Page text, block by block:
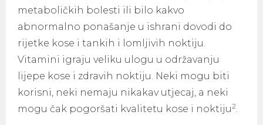
metaboličkih bolesti ili bilo kakvo
abnormalno ponašanje u ishrani dovodi do
rijetke kose i tankih i lomljivih noktiju.
Vitamini igraju veliku ulogu u održavanju
lijepe kose i zdravih noktiju. Neki mogu biti
korisni, neki nemaju nikakav utjecaj, a neki
mogu čak pogoršati kvalitetu kose i noktiju2.